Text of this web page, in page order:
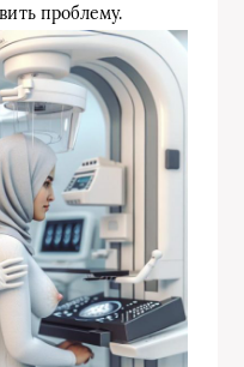
проблему.